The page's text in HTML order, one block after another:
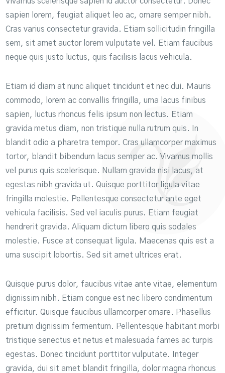
sapien lorem, feugiat aliquet leo ac, ornare semper nibh.
Cras varius consectetur gravida. Etiam sollicitudin fringilla
sem, sit amet auctor lorem vulputate vel. Etiam faucibus
neque quis justo luctus, quis facilisis lacus vehicula.
Etiam id diam at nunc aliquet tincidunt et nec dui. Mauris
commodo, lorem ac convallis fringilla, urna lacus finibus
sapien, luctus rhoncus felis ipsum non lectus. Etiam
gravida metus diam, non tristique nulla rutrum quis. In
blandit odio a pharetra tempor. Cras ullamcorper maximus
tortor, blandit bibendum lacus semper ac. Vivamus mollis
vel purus quis scelerisque. Nullam gravida nisi lacus, at
egestas nibh gravida ut. Quisque porttitor ligula vitae
fringilla molestie. Pellentesque consectetur ante eget
vehicula facilisis. Sed vel iaculis purus. Etiam feugiat
hendrerit gravida. Aliquam dictum libero quis sodales
molestie. Fusce at consequat ligula. Maecenas quis est a
urna suscipit lobortis. Sed sit amet ultrices erat.
Quisque purus dolor, faucibus vitae ante vitae, elementum
dignissim nibh. Etiam congue est nec libero condimentum
efficitur. Quisque faucibus ullamcorper ornare. Phasellus
pretium dignissim fermentum. Pellentesque habitant morbi
tristique senectus et netus et malesuada fames ac turpis
egestas. Donec tincidunt porttitor vulputate. Integer
gravida, dui sit amet blandit fringilla, dolor magna rhoncus